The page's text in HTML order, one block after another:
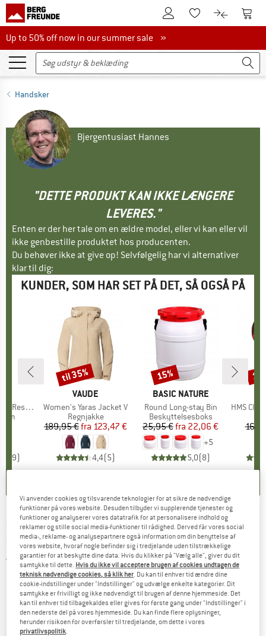
Til kundekontoenTil huskesedlen.
Til Til
Up to 50% off now in our summer sale
Up to 50% off now in our summer sale »
Handsker
Bjergentusiast Hannes
"DETTE PRODUKT KAN IKKE LÆNGERE
LEVERES."
Enten er der her tale om en ældre model, eller vi kan eller vil
ikke genbestille produktet hos producenten.
Du behøver ikke at give op! Selvfølgelig har vi alternativer
klar til dig:
KUNDER, SOM HAR SET PÅ DET, SÅ OGSÅ PÅ
9)
MÆRKE
VAUDE
Artikel
Women's Yaras Jacket V
Produktgruppe
Regnjakke
Pris
189,95 € Nedsat pris
fra 123,47 €
4,4(5)
Rabat
til 35%
MÆRKE
BASIC NATURE
Artikel
Round Long-stay Bin
Produktgruppe
Beskyttelsesboks
Pris
25,95 € Nedsat pris
fra 22,06 €
+5
5,0(8)
Rabat
15%
Artikel
HMS
NORTHWAVE -Women's Active Short Finger
Glove - Handsker
3,0(1)
Vi anvender cookies og tilsvarende teknologier for at sikre de nødvendige
funktioner på vores website. Desuden tilbyder vi supplerende tjenester og
funktioner og analyserer vores datatrafik for at personalisere indhold og
reklamer og stille social media-funktioner til rådighed. Derved får vores social
media-, reklame- og analysepartnere også information om din benyttelse af
vores website, hvoraf nogle befinder sig i tredjelande uden tilstrækkelige
garantier for at beskytte dine data. Hvis du klikker på "Vælg alle", giver du dit
samtykke til dette. Hvis du ikke vil acceptere brugen af cookies undtagen de
teknisk nødvendige cookies, så klik her. Du kan til enhver tid ændre dine
cookie-indstillinger under "Indstillinger" og udvælge enkelte kategorier. Dit
samtykke er frivilligt og ikke nødvendigt til brugen af denne hjemmeside. Det
kan til enhver tid tilbagekaldes eller gives for første gang under "Indstillinger" i
den nederste del på vores hjemmeside. Du kan finde flere oplysninger,
herunder risikoen for overførsler til tredjelande, om dette i vores
privatlivspolitik.